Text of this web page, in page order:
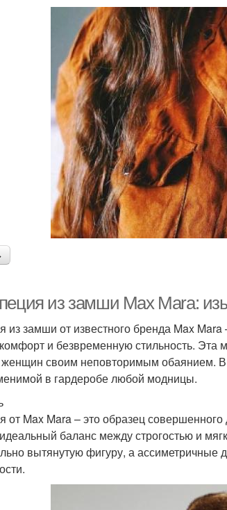
из замши Max Mara:
из замши от известного бренда Max
комфорт и безвременную стильность.
своим неповторимым обаянием.
в гардеробе любой модницы.
от Max Mara – это образец
баланс между строгостью и
вытянутую фигуру, а ассиметричные